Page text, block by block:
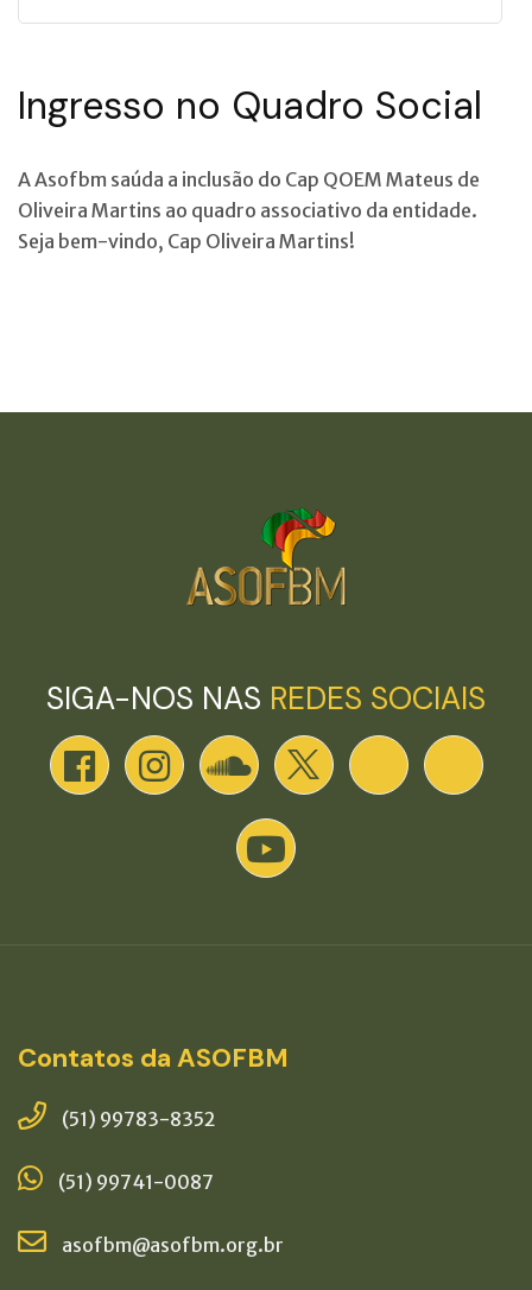
Ingresso no Quadro Social
A Asofbm saúda a inclusão do Cap QOEM Mateus de
Oliveira Martins ao quadro associativo da entidade.
Seja bem-vindo, Cap Oliveira Martins!
SIGA-NOS NAS REDES SOCIAIS
Contatos da ASOFBM
(51) 99783-8352
(51) 99741-0087
asofbm@asofbm.org.br